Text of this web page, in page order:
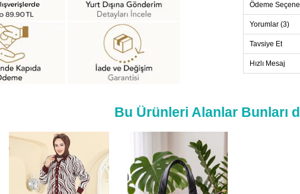
Ödeme
Yorumlar (3)
Tavsiye Et
Hızlı Mesaj
Bu Ürünleri Alanlar Bunları